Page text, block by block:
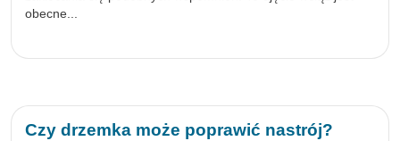
obecne...
Czy drzemka może poprawić nastrój?